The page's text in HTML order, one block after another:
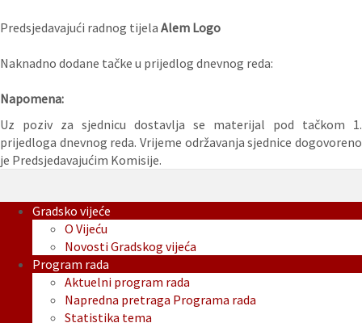
Predsjedavajući radnog tijela Alem Logo
Naknadno dodane tačke u prijedlog dnevnog reda:
Napomena:
Uz poziv za sjednicu dostavlja se materijal pod tačkom 1.
prijedloga dnevnog reda. Vrijeme održavanja sjednice dogovoreno
je Predsjedavajućim Komisije.
Gradsko vijeće
O Vijeću
Novosti Gradskog vijeća
Program rada
Aktuelni program rada
Napredna pretraga Programa rada
Statistika tema